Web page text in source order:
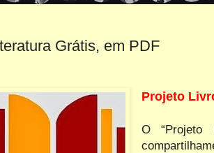
Grátis, em PDF
Projeto
O “Projeto